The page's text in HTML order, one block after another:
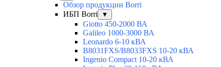
Обзор продукции Borri
ИБП Borri
▼
Giotto 450-2000 ВА
Galileo 1000-3000 ВА
Leonardo 6-10 кВА
B8031FXS/B8033FXS 10-20 кВА
Ingenio Compact 10-20 кВА